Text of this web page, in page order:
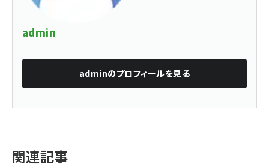
admin
adminのプロフィールを見る
関連記事